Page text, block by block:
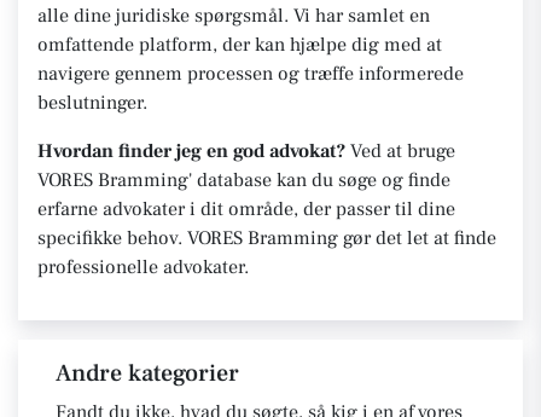
alle dine juridiske spørgsmål. Vi har samlet en
omfattende platform, der kan hjælpe dig med at
navigere gennem processen og træffe informerede
beslutninger.
Hvordan finder jeg en god advokat? Ved at bruge
VORES Bramming' database kan du søge og finde
erfarne advokater i dit område, der passer til dine
specifikke behov. VORES Bramming gør det let at finde
professionelle advokater.
Andre kategorier
Fandt du ikke, hvad du søgte, så kig i en af vores